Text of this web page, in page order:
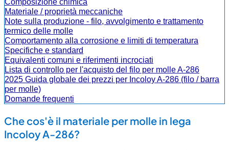
Materiale / proprietà meccaniche
Note sulla produzione - filo, avvolgimento e trattamento
termico delle molle
Comportamento alla corrosione e limiti di temperatura
Specifiche e standard
Equivalenti comuni e riferimenti incrociati
Lista di controllo per l'acquisto del filo per molle A-286
2025 Guida globale dei prezzi per Incoloy A-286 (filo / barra
per molle)
Domande frequenti
Che cos'è il materiale per molle in lega
Incoloy A-286?